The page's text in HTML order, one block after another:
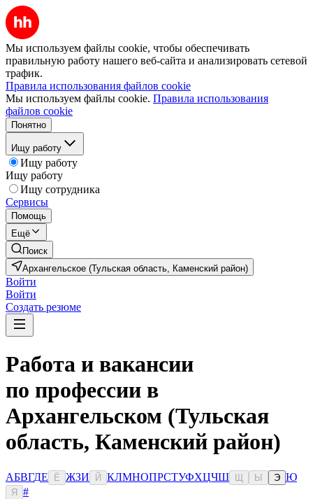
Мы используем файлы cookie, чтобы обеспечивать
правильную работу нашего веб-сайта и анализировать сетевой
трафик.
Правила использования файлов cookie
Мы используем файлы cookie. Правила использования
файлов cookie
Понятно
Ищу работу
Ищу работу
Ищу работу
Ищу сотрудника
Сервисы
Помощь
Ещё
Поиск
Архангельское (Тульская область, Каменский район)
Войти
Войти
Создать резюме
Работа и вакансии
по профессии в
Архангельском (Тульская
область, Каменский район)
АБВГДЕ Ё ЖЗИ Й КЛМНОПРСТУФХЦЧШ Ы Э Ю
Я
#